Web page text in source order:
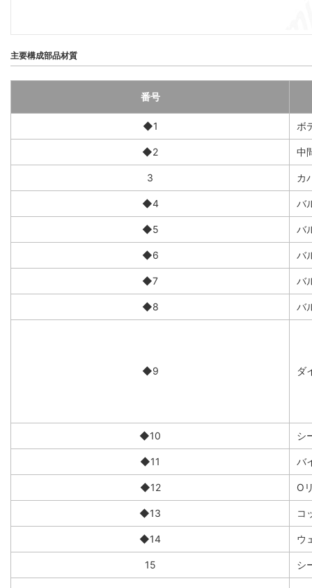
主要構成部品材質
番号
◆1 ボ
◆2 中
3 カ
◆4 バ
◆5 バ
◆6 バ
◆7 バ
◆8 バ
◆9 ダ
◆10 シ
◆11 バ
◆12 O
◆13 コ
◆14 ウ
15 シ